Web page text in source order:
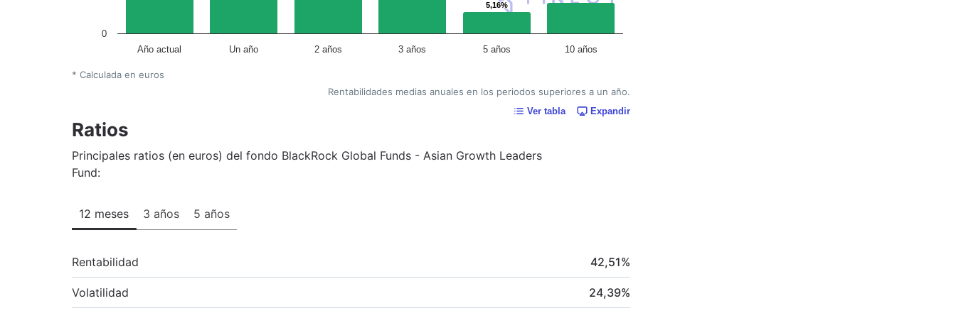
5,16%
5,16%
Año actual Un año 2 años 3 años 5 años 10 años
0
* Calculada en euros
Rentabilidades medias anuales en los periodos superiores a un año.
Ver tabla Expandir
Ratios
Principales ratios (en euros) del fondo BlackRock Global Funds - Asian Growth Leaders
Fund:
12 meses 3 años 5 años
Rentabilidad 42,51%
Volatilidad 24,39%